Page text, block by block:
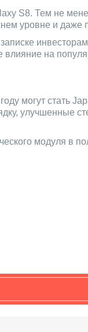
S8. Тем не
уровне и даже
на
могут стать
улучшенные
модуля в